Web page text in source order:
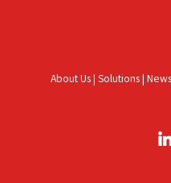
About Us| Solutions| News